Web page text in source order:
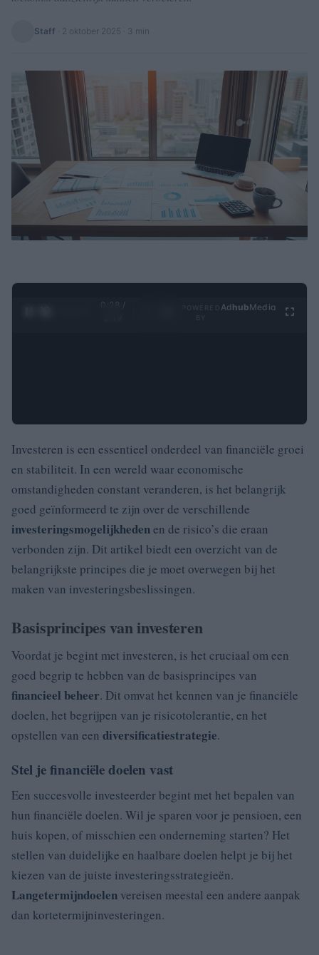
Staff 2 oktober 2025 · 3 min
0:29 /
Ad hubMedia
Investeren is een essentieel onderdeel van financiële groei
en stabiliteit. In een wereld waar economische
omstandigheden constant veranderen, is het belangrijk
goed geïnformeerd te zijn over de verschillende
investeringsmogelijkhedenen de risico’s die eraan
verbonden zijn. Dit artikel biedt een overzicht van de
belangrijkste principes die je moet overwegen bij het
maken van investeringsbeslissingen.
Basisprincipes van investeren
Voordat je begint met investeren, is het cruciaal om een
goed begrip te hebben van de basisprincipes van
financieel beheer. Dit omvat het kennen van je financiële
doelen, het begrijpen van je risicotolerantie, en het
opstellen van een diversificatiestrategie.
Stel je financiële doelen vast
Een succesvolle investeerder begint met het bepalen van
hun financiële doelen. Wil je sparen voor je pensioen, een
huis kopen, of misschien een onderneming starten? Het
stellen van duidelijke en haalbare doelen helpt je bij het
kiezen van de juiste investeringsstrategieën.
Langetermijndoelen vereisen meestal een andere aanpak
dan kortetermijninvesteringen.